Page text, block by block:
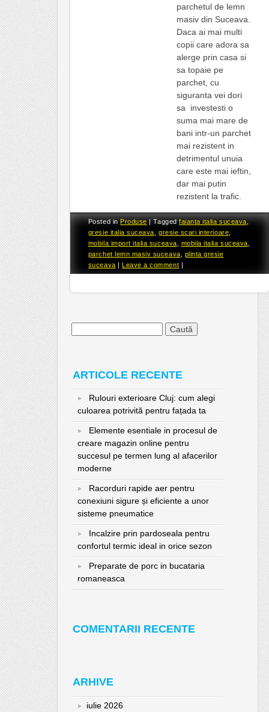
parchetul de lemn
masiv din Suceava.
Daca ai mai multi
copii care adora sa
alerge prin casa si
sa topaie pe
parchet, cu
siguranta vei dori
sa investesti o
suma mai mare de
bani intr-un parchet
mai rezistent in
detrimentul unuia
care este mai ieftin,
dar mai putin
rezistent la trafic.
Posted inProduse |Taggedfaianta italia suceava,
gresie italia suceava
gresie scari interioare
mobila import italia suceava
mobila italia suceava
parchet lemn masiv suceava
plinta gresie
suceava |Leave a comment |
ARTICOLE RECENTE
Rulouri exterioare Cluj: cum alegi
culoarea potrivită pentru fațada ta
Elemente esentiale in procesul de
creare magazin online pentru
succesul pe termen lung al afacerilor
moderne
Racorduri rapide aer pentru
conexiuni sigure și eficiente a unor
sisteme pneumatice
Incalzire prin pardoseala pentru
confortul termic ideal in orice sezon
Preparate de porc in bucataria
romaneasca
COMENTARII RECENTE
ARHIVE
iulie 2026